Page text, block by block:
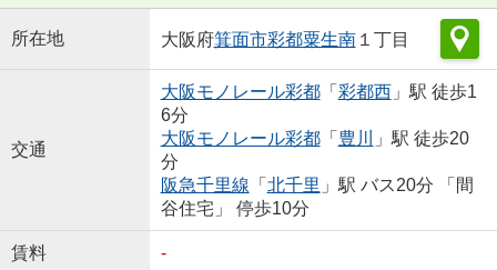
所在地 大阪府箕面市彩都粟生南１丁目
交通
大阪モノレール彩都「 彩都西」駅 徒歩1
6分
大阪モノレール彩都「 豊川
」駅 徒歩20
分
阪急千里線 「 北千里 」駅 バス20分 「間
谷住宅」 停歩10分
賃料 -